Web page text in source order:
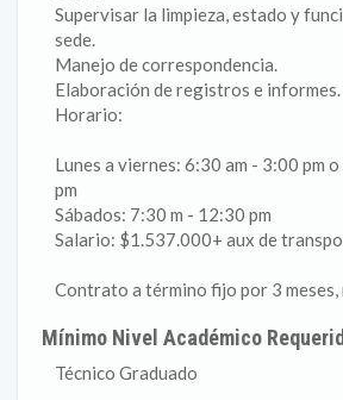
Supervisar la limpieza, estado y
sede.
Manejo de correspondencia.
Elaboración de registros e informes.
Horario:
Lunes a viernes: 6:30 am - 3:00 pm
pm
Sábados: 7:30 m - 12:30 pm
Salario: $1.537.000+ aux de
Contrato a término fijo por 3 meses,
Mínimo Nivel Académico
Técnico Graduado